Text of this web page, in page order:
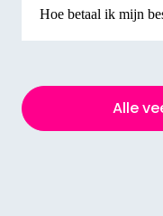
Hoe betaal ik mijn
Alle